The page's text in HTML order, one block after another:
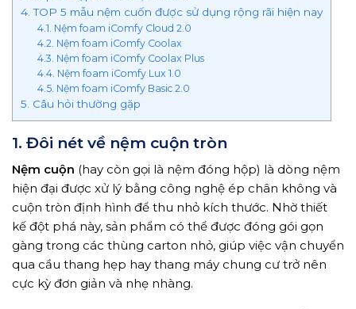
4. TOP 5 mẫu nệm cuốn được sử dụng rộng rãi hiện nay
4.1. Nệm foam iComfy Cloud 2.0
4.2. Nệm foam iComfy Coolax
4.3. Nệm foam iComfy Coolax Plus
4.4. Nệm foam iComfy Lux 1.0
4.5. Nệm foam iComfy Basic 2.0
5. Câu hỏi thường gặp
1. Đôi nét về nệm cuộn tròn
Nệm cuộn (hay còn gọi là nệm đóng hộp) là dòng nệm
hiện đại được xử lý bằng công nghệ ép chân không và
cuộn tròn định hình để thu nhỏ kích thước. Nhờ thiết
kế đột phá này, sản phẩm có thể được đóng gói gọn
gàng trong các thùng carton nhỏ, giúp việc vận chuyển
qua cầu thang hẹp hay thang máy chung cư trở nên
cực kỳ đơn giản và nhẹ nhàng.